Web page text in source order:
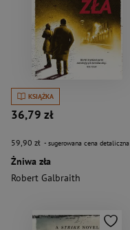
KSIĄŻKA
36,79 zł
59,90 zł - sugerowana cena detaliczna
Żniwa zła
Robert Galbraith